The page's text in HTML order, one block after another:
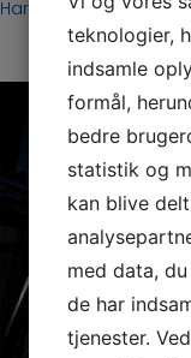
Har du andre ønsker
teknologier,
indsamle
formål,
bedre
statistik og
kan blive
med data,
de har
tjenester.